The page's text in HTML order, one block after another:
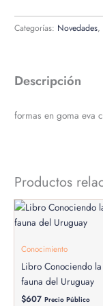
Categorías: Novedades,
Descripción
formas en goma eva
Productos
Conocimiento
Libro Conociendo
fauna del Uruguay
$607 Precio Público